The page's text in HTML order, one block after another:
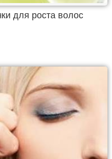
для роста волос